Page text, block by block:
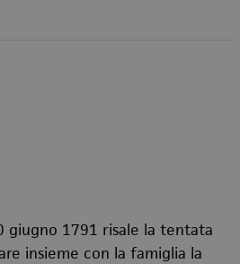
giugno 1791 risale la tentata
insieme con la famiglia la